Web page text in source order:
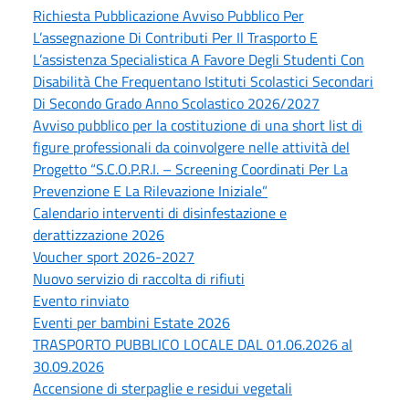
Richiesta Pubblicazione Avviso Pubblico Per
L’assegnazione Di Contributi Per Il Trasporto E
L’assistenza Specialistica A Favore Degli Studenti Con
Disabilità Che Frequentano Istituti Scolastici Secondari
Di Secondo Grado Anno Scolastico 2026/2027
Avviso pubblico per la costituzione di una short list di
figure professionali da coinvolgere nelle attività del
Progetto “S.C.O.P.R.I. – Screening Coordinati Per La
Prevenzione E La Rilevazione Iniziale”
Calendario interventi di disinfestazione e
derattizzazione 2026
Voucher sport 2026-2027
Nuovo servizio di raccolta di rifiuti
Evento rinviato
Eventi per bambini Estate 2026
TRASPORTO PUBBLICO LOCALE DAL 01.06.2026 al
30.09.2026
Accensione di sterpaglie e residui vegetali